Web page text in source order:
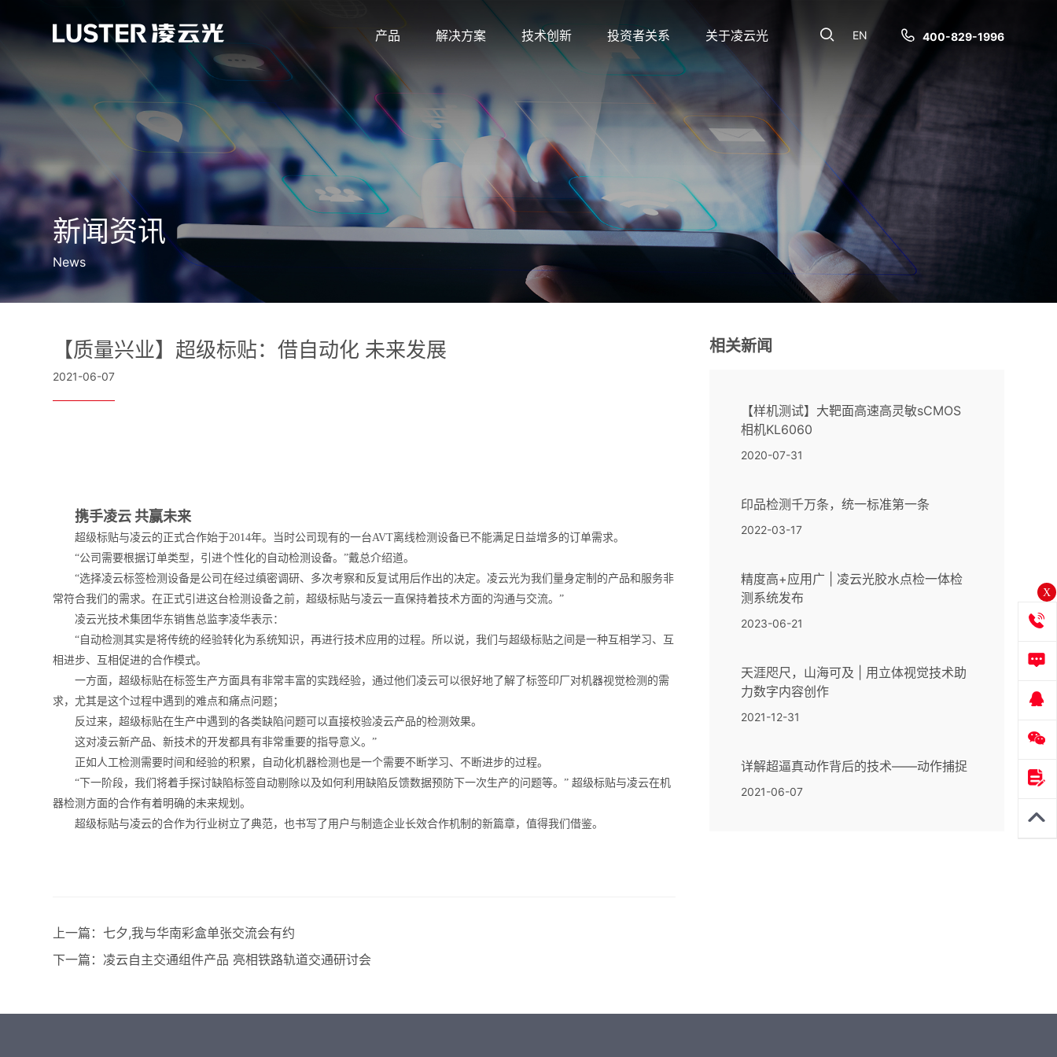
400-829-1996
EN
产品 解决方案 技术创新 投资者关系 关于凌云光
新闻资讯
News
【质量兴业】超级标贴：借自动化 未来发展
2021-06-07
携手凌云 共赢未来
超级标贴与凌云的正式合作始于2014年。当时公司现有的一台AVT离线检测设备已不能满足日益增多的订单需求。
“公司需要根据订单类型，引进个性化的自动检测设备。”戴总介绍道。
“选择凌云标签检测设备是公司在经过缜密调研、多次考察和反复试用后作出的决定。凌云光为我们量身定制的产品和服务非
常符合我们的需求。在正式引进这台检测设备之前，超级标贴与凌云一直保持着技术方面的沟通与交流。”
凌云光技术集团华东销售总监李凌华表示：
“自动检测其实是将传统的经验转化为系统知识，再进行技术应用的过程。所以说，我们与超级标贴之间是一种互相学习、互
相进步、互相促进的合作模式。
一方面，超级标贴在标签生产方面具有非常丰富的实践经验，通过他们凌云可以很好地了解了标签印厂对机器视觉检测的需
求，尤其是这个过程中遇到的难点和痛点问题；
反过来，超级标贴在生产中遇到的各类缺陷问题可以直接校验凌云产品的检测效果。
这对凌云新产品、新技术的开发都具有非常重要的指导意义。”
正如人工检测需要时间和经验的积累，自动化机器检测也是一个需要不断学习、不断进步的过程。
“下一阶段，我们将着手探讨缺陷标签自动剔除以及如何利用缺陷反馈数据预防下一次生产的问题等。” 超级标贴与凌云在机
器检测方面的合作有着明确的未来规划。
超级标贴与凌云的合作为行业树立了典范，也书写了用户与制造企业长效合作机制的新篇章，值得我们借鉴。
上一篇：七夕,我与华南彩盒单张交流会有约
下一篇： 凌云自主交通组件产品 亮相铁路轨道交通研讨会
相关新闻
【样机测试】大靶面高速高灵敏sCMOS
相机KL6060
2020-07-31
印品检测千万条，统一标准第一条
2022-03-17
精度高+应用广 | 凌云光胶水点检一体检
测系统发布
2023-06-21
天涯咫尺，山海可及 | 用立体视觉技术助
力数字内容创作
2021-12-31
详解超逼真动作背后的技术——动作捕捉
2021-06-07
X